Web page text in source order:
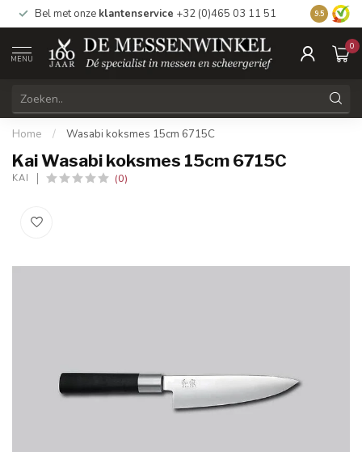
Bel met onze klantenservice +32 (0)465 03 11 51 Bezoek
9.5
MENU
0
Home / Wasabi koksmes 15cm 6715C
Kai Wasabi koksmes 15cm 6715C
KAI (0)